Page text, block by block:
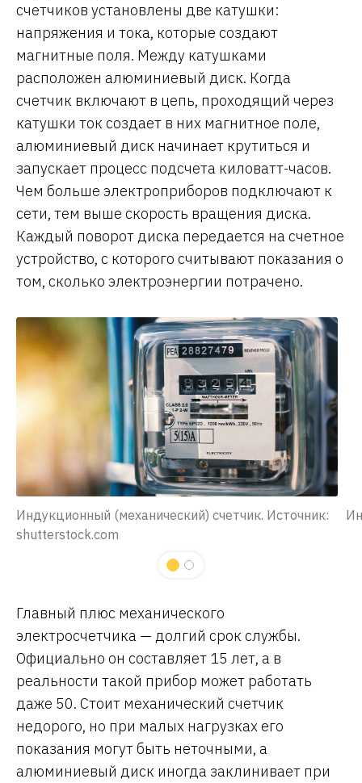
счетчиков установлены две катушки:
напряжения и тока, которые создают
магнитные поля. Между катушками
расположен алюминиевый диск. Когда
счетчик включают в цепь, проходящий через
катушки ток создает в них магнитное поле,
алюминиевый диск начинает крутиться и
запускает процесс подсчета киловатт-часов.
Чем больше электроприборов подключают к
сети, тем выше скорость вращения диска.
Каждый поворот диска передается на счетное
устройство, с которого считывают показания о
том, сколько электроэнергии потрачено.
Индукционный (механический) счетчик. Источник:
shutterstock.com
Главный плюс механического
электросчетчика — долгий срок службы.
Официально он составляет 15 лет, а в
реальности такой прибор может работать
даже 50. Стоит механический счетчик
недорого, но при малых нагрузках его
показания могут быть неточными, а
алюминиевый диск иногда заклинивает при